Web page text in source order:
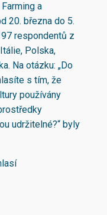
a
20. března do 5.
respondentů z
Polska,
Na otázku: „Do
s tím, že
používány
udržitelné?“ byly